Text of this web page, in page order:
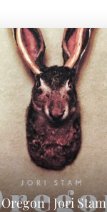
Oregon | Jori Stam